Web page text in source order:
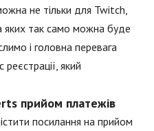
не тільки для Twitch,
яких так само можна буде
і головна перевага
який
прийом платежів
посилання на прийом